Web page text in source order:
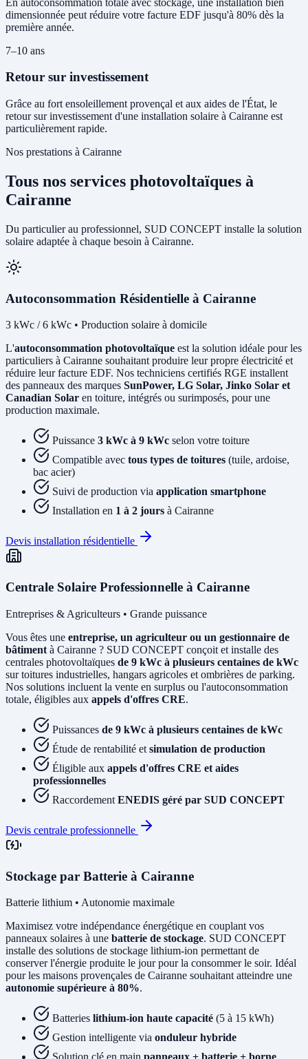
dimensionnée peut réduire votre facture EDF jusqu'à 80% dès la
première année.
7–10 ans
Retour sur investissement
Grâce au fort ensoleillement provençal et aux aides de l'État, le
retour sur investissement d'une installation solaire à Cairanne est
particulièrement rapide.
Nos prestations à Cairanne
Tous nos services photovoltaïques à
Cairanne
Du particulier au professionnel, SUD CONCEPT installe la solution
solaire adaptée à chaque besoin à Cairanne.
Autoconsommation Résidentielle à Cairanne
3 kWc / 6 kWc • Production solaire à domicile
L'autoconsommation photovoltaïque est la solution idéale pour les
particuliers à Cairanne souhaitant produire leur propre électricité et
réduire leur facture EDF. Nos techniciens certifiés RGE installent
des panneaux des marques SunPower, LG Solar, Jinko Solar et
Canadian Solar en toiture, intégrés ou surimposés, pour une
production maximale.
Puissance 3 kWc à 9 kWc selon votre toiture
Compatible avec tous types de toitures (tuile, ardoise,
bac acier)
Suivi de production via application smartphone
Installation en 1 à 2 jours à Cairanne
Devis installation résidentielle
Centrale Solaire Professionnelle à Cairanne
Entreprises & Agriculteurs • Grande puissance
Vous êtes une entreprise, un agriculteur ou un gestionnaire de
bâtiment à Cairanne ? SUD CONCEPT conçoit et installe des
centrales photovoltaïques de 9 kWc à plusieurs centaines de kWc
sur toitures industrielles, hangars agricoles et ombrières de parking.
Nos solutions incluent la vente en surplus ou l'autoconsommation
totale, éligibles aux appels d'offres CRE.
Puissances de 9 kWc à plusieurs centaines de kWc
Étude de rentabilité et simulation de production
Éligible aux appels d'offres CRE et aides
professionnelles
Raccordement ENEDIS géré par SUD CONCEPT
Devis centrale professionnelle
Stockage par Batterie à Cairanne
Batterie lithium • Autonomie maximale
Maximisez votre indépendance énergétique en couplant vos
panneaux solaires à une batterie de stockage. SUD CONCEPT
installe des solutions de stockage lithium-ion permettant de
conserver l'énergie produite le jour pour la consommer le soir. Idéal
pour les maisons provençales de Cairanne souhaitant atteindre une
autonomie supérieure à 80%.
Batteries lithium-ion haute capacité (5 à 15 kWh)
Gestion intelligente via onduleur hybride